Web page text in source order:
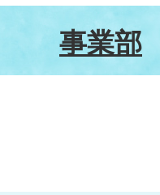
事業部